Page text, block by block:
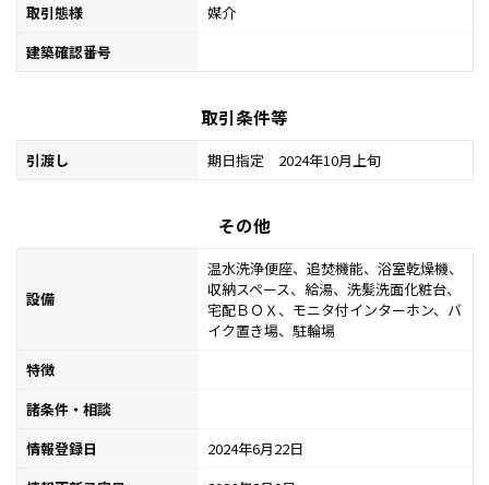
取引態様
媒介
建築確認番号
取引条件等
引渡し 期日指定 2024年10月上旬
その他
設備
温水洗浄便座、追焚機能、浴室乾燥機、
収納スペース、給湯、洗髪洗面化粧台、
宅配ＢＯＸ、モニタ付インターホン、バ
イク置き場、駐輪場
特徴
諸条件・相談
情報登録日
2024年6月22日